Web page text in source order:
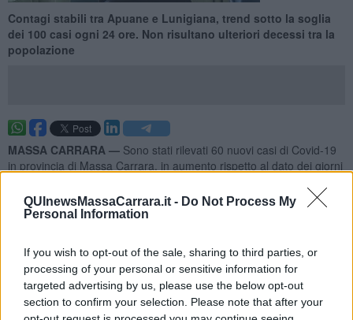
QUInewsMassaCarrara.it - Do Not Process My
Personal Information
If you wish to opt-out of the sale, sharing to third parties, or
processing of your personal or sensitive information for
targeted advertising by us, please use the below opt-out
section to confirm your selection. Please note that after your
Contagi stabili tra Apuane e Lunigiana, trend sotto la soglia
dei 100 casi ogni 24 ore. Non risultano ulteriori decessi tra la
popolazione
MASSA CARRARA — Sono stati rilevati 60 nuovi casi di Covid-19
in provincia di Massa Carrara, in aumento rispetto al dato dei giorni
I tamponi positivi sono emersi ad Aulla 3,Carrara 22, Fivizzano 6,
Massa 13, Montignoso 7, Villafranca in Lunigiana 2.
In Toscana sono 1.107 i nuovi casi di Covid-19 registrati nelle
ultime 24 ore, 177 sono stati confermati con tampone molecolare e